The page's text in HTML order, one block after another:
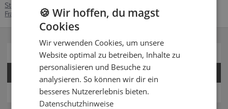
Startseite
Fragen rund um EVELY
Mindeslaufzeiten
Für Kunden
Für Dienstleister
🍪 Wir hoffen, du magst
Cookies
Wir verwenden Cookies, um unsere
Website optimal zu betreiben, Inhalte zu
personalisieren und Besuche zu
analysieren. So können wir dir ein
besseres Nutzererlebnis bieten.
Datenschutzhinweise